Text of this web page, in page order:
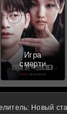
Игра
смерти
Новый